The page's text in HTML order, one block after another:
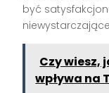
być
Czy wiesz,
wpływa na